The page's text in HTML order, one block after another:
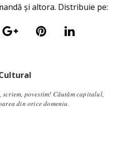
și altora. Distribuie pe:
scriem, povestim! Căutăm capitalul,
din orice domeniu.